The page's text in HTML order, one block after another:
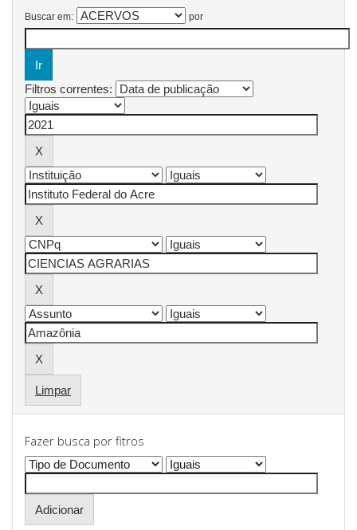
Buscar em: por
Filtros correntes:
Limpar
Fazer busca por fitros